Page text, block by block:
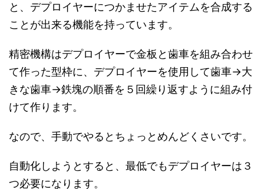
と、デプロイヤーにつかませたアイテムを合成する
ことが出来る機能を持っています。
精密機構はデプロイヤーで金板と歯車を組み合わせ
て作った型枠に、デプロイヤーを使用して歯車→大
きな歯車→鉄塊の順番を５回繰り返すように組み付
けて作ります。
なので、手動でやるとちょっとめんどくさいです。
自動化しようとすると、最低でもデプロイヤーは３
つ必要になります。